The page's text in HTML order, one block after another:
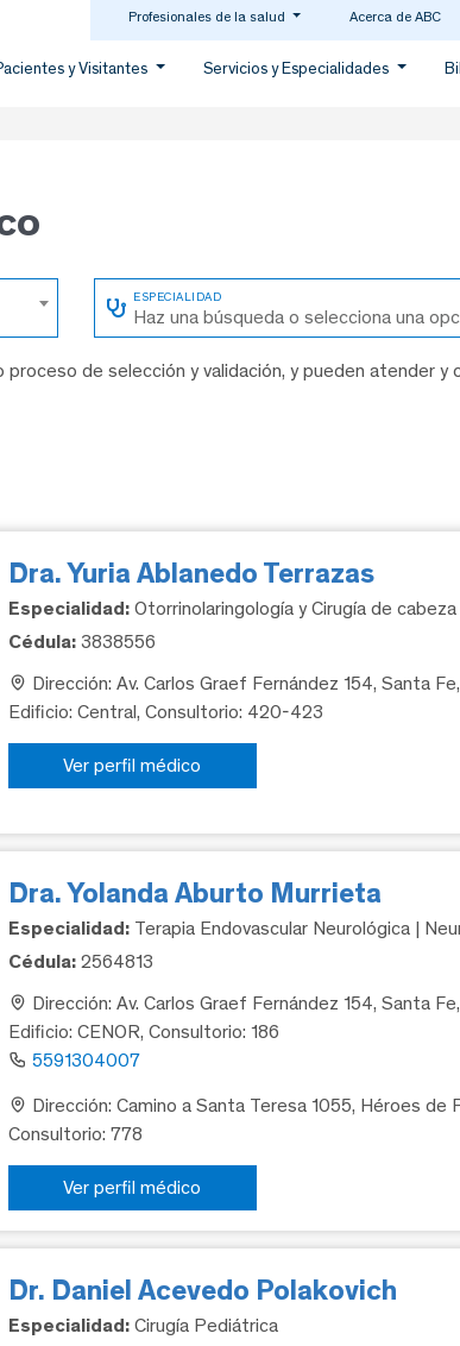
Profesionales de la salud Acerca de ABC
y Visitantes Servicios y Especialidades
Haz una búsqueda o selecciona una
de selección y validación, y pueden atender y
Dra. Yuria Ablanedo Terrazas
Especialidad: Otorrinolaringología y Cirugía de cabeza
Cédula: 3838556
Dirección: Av. Carlos Graef Fernández 154, Santa
Edificio: Central, Consultorio: 420-423
Ver perfil médico
Dra. Yolanda Aburto Murrieta
Especialidad: Terapia Endovascular Neurológica |
Cédula: 2564813
Dirección: Av. Carlos Graef Fernández 154, Santa
Edificio: CENOR, Consultorio: 186
5591304007
Dirección: Camino a Santa Teresa 1055, Héroes de
Consultorio: 778
Ver perfil médico
Dr. Daniel Acevedo Polakovich
Especialidad: Cirugía Pediátrica